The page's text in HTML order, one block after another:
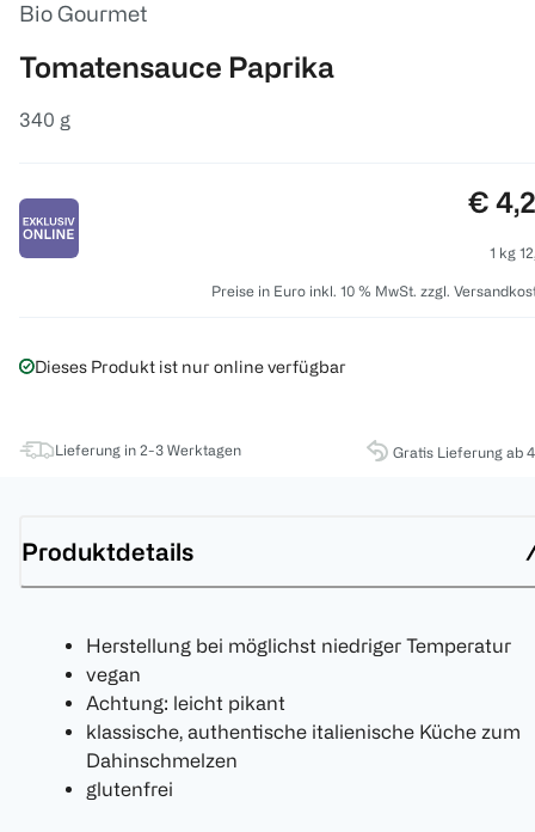
Bio Gourmet
Tomatensauce Paprika
340 g
€
1 kg
Preise in Euro inkl. 10 % MwSt. zzgl.
Dieses Produkt ist nur online verfügbar
Lieferung in 2-3 Werktagen Gratis Lieferung ab
Produktdetails
Herstellung bei möglichst niedriger Temperatur
vegan
Achtung: leicht pikant
klassische, authentische italienische Küche zum
Dahinschmelzen
glutenfrei